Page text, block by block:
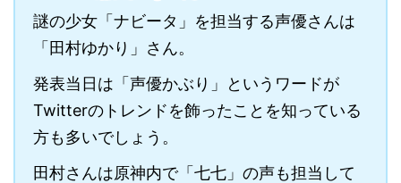
謎の少女「ナビータ」を担当する声優さんは
「田村ゆかり」さん。
発表当日は「声優かぶり」というワードが
Twitterのトレンドを飾ったことを知っている
方も多いでしょう。
田村さんは原神内で「七七」の声も担当して